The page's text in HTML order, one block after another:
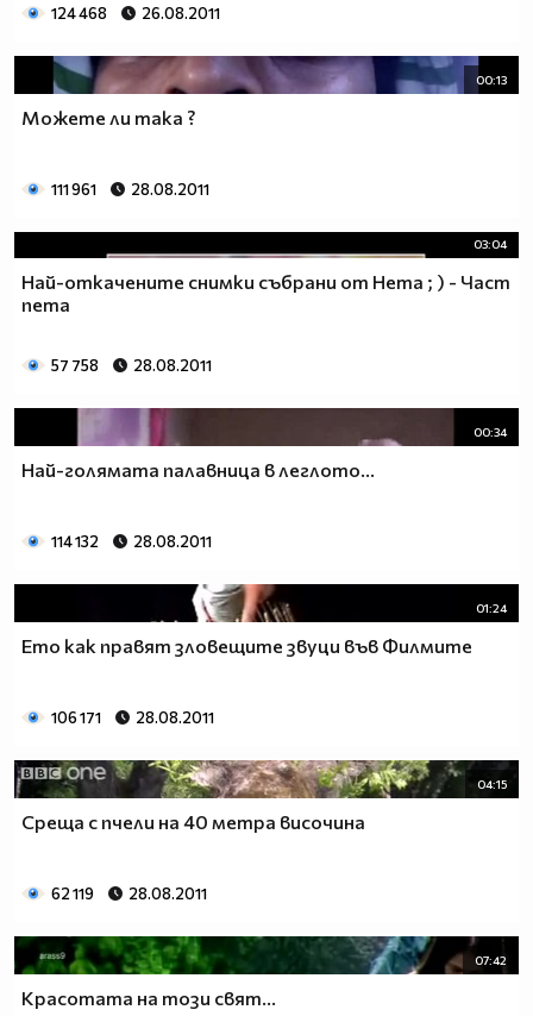
124 468 26.08.2011
00:13
Можете ли така ?
111 961 28.08.2011
03:04
Най-откачените снимки събрани от Нета ; ) - Част
пета
57 758 28.08.2011
00:34
Най-голямата палавница в леглото...
114 132 28.08.2011
01:24
Ето как правят зловещите звуци във Филмите
106 171 28.08.2011
04:15
Среща с пчели на 40 метра височина
62 119 28.08.2011
07:42
Красотата на този свят...